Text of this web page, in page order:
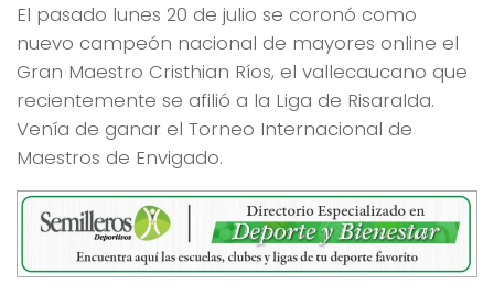
El pasado lunes 20 de julio se coronó como
nuevo campeón nacional de mayores online el
Gran Maestro Cristhian Ríos, el vallecaucano que
recientemente se afilió a la Liga de Risaralda.
Venía de ganar el Torneo Internacional de
Maestros de Envigado.